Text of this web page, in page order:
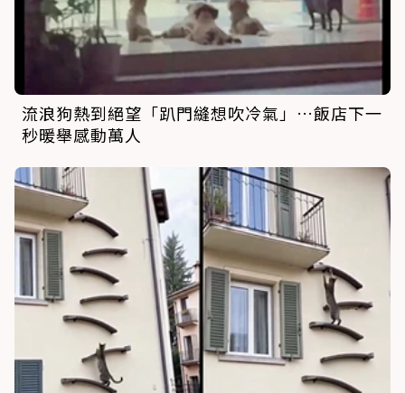
流浪狗熱到絕望「趴門縫想吹冷氣」…飯店下一
秒暖舉感動萬人